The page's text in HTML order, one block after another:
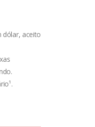
dólar, aceito